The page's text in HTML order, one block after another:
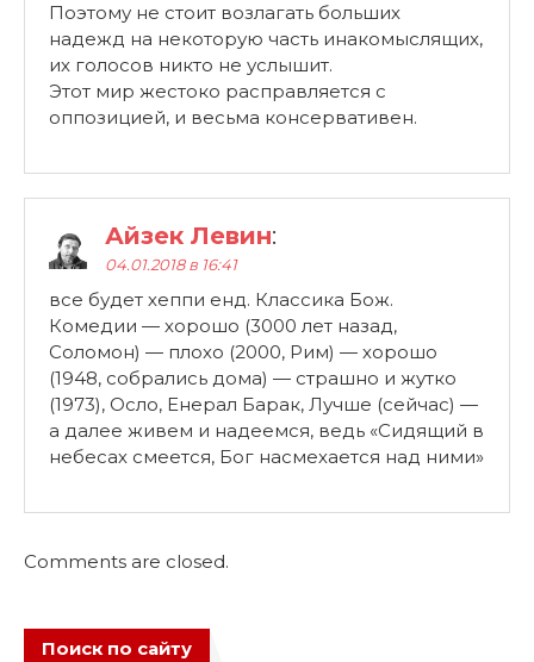
Поэтому не стоит возлагать больших
надежд на некоторую часть инакомыслящих,
их голосов никто не услышит.
Этот мир жестоко расправляется с
оппозицией, и весьма консервативен.
Айзек Левин:
04.01.2018 в 16:41
все будет хеппи енд. Классика Бож.
Комедии — хорошо (3000 лет назад,
Соломон) — плохо (2000, Рим) — хорошо
(1948, собрались дома) — страшно и жутко
(1973), Осло, Енерал Барак, Лучше (сейчас) —
а далее живем и надеемся, ведь «Сидящий в
небесах смеется, Бог насмехается над ними»
Comments are closed.
Поиск по сайту